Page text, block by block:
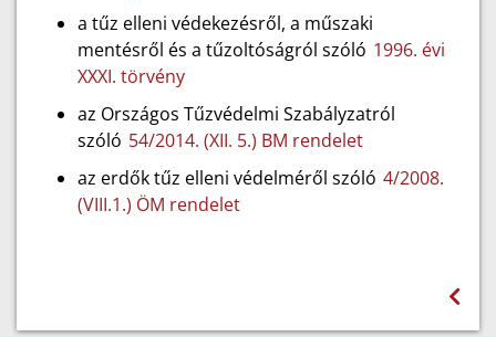
a tűz elleni védekezésről, a műszaki
mentésről és a tűzoltóságról szóló 1996. évi
XXXI. törvény
az Országos Tűzvédelmi Szabályzatról
szóló 54/2014. (XII. 5.) BM rendelet
az erdők tűz elleni védelméről szóló 4/2008.
(VIII.1.) ÖM rendelet